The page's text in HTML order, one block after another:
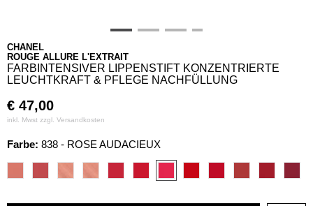
CHANEL
ROUGE ALLURE L'EXTRAIT
FARBINTENSIVER LIPPENSTIFT KONZENTRIERTE
LEUCHTKRAFT & PFLEGE NACHFÜLLUNG
€ 47,00
inkl. Mwst zzgl. Versandkosten
Farbe: 838 - ROSE AUDACIEUX